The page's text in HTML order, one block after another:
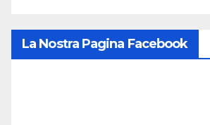
La Nostra Pagina Facebook